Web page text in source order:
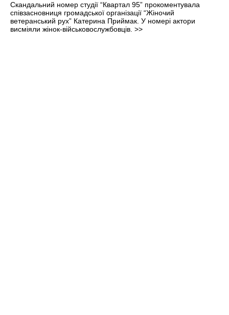
Скандальний номер студії “Квартал 95” прокоментувала
співзасновниця громадської організації “Жіночий
ветеранський рух” Катерина Приймак. У номері актори
висміяли жінок-військовослужбовців. >>